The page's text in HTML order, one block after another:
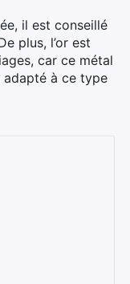
il est conseillé
plus, l’or est
car ce métal
à ce type